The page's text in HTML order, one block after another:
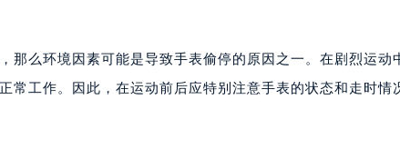
那么环境因素可能是导致手表偷停的原因之一。在剧烈运动
工作。因此，在运动前后应特别注意手表的状态和走时情